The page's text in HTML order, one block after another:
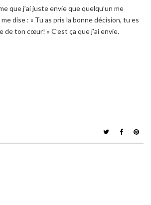
que j’ai juste envie que quelqu’un me
dise : « Tu as pris la bonne décision, tu es
de ton cœur! » C’est ça que j’ai envie.